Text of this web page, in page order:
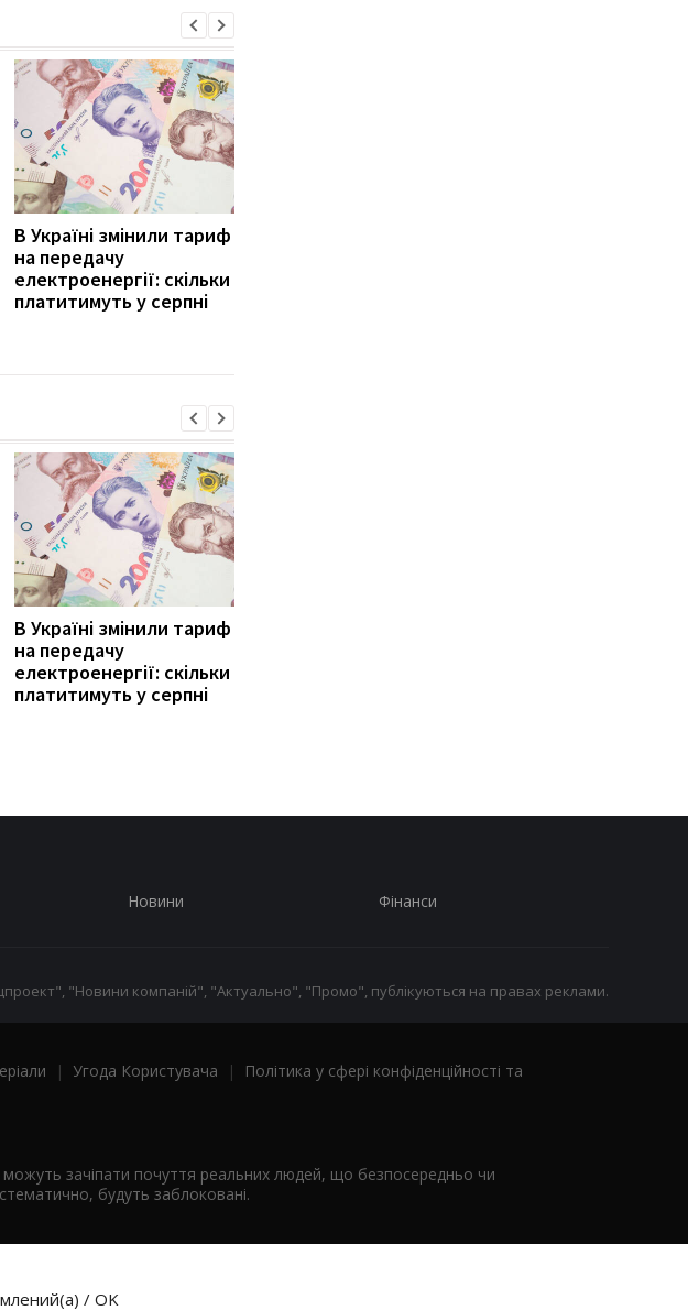
В Україні змінили тариф
на передачу
електроенергії: скільки
платитимуть у серпні
В Україні змінили тариф
на передачу
електроенергії: скільки
платитимуть у серпні
Новини Фінанси
"Новини компаній", "Актуально", "Промо", публікуються на правах реклами.
| Угода Користувача |
Політика у сфері конфіденційності та
зачіпати почуття реальних людей, що безпосередньо чи
будуть заблоковані.
/ OK